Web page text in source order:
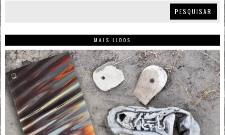
PESQUISAR
MAIS LIDOS